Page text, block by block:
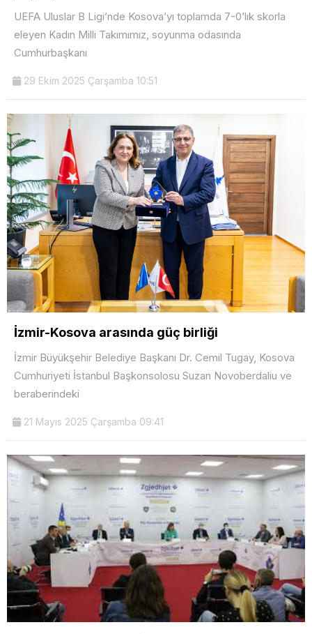
UEFA Uluslar B Ligi’nde Kosova’yı toplamda 7-0’lık skorla
eleyen Kadın Milli Takımımız, soyunma odasında
Cumhurbaşkanı
29 Ekim 2025 Çarşamba 10:51
İzmir-Kosova arasında güç birliği
İzmir Büyükşehir Belediye Başkanı Dr. Cemil Tugay, Kosova
Cumhuriyeti İstanbul Başkonsolosu Suzan Novoberdaliu ve
beraberindeki
21 Mayıs 2025 Çarşamba 09:41